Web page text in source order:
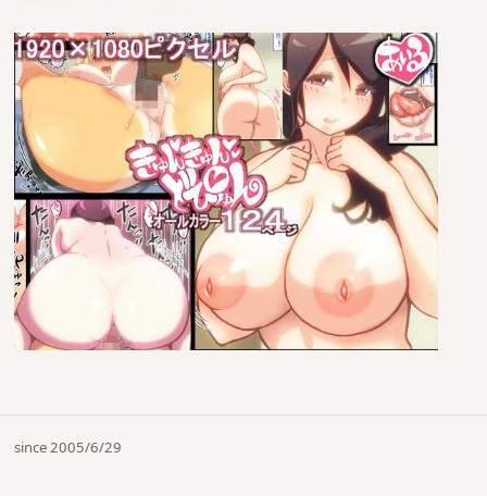
since 2005/6/29